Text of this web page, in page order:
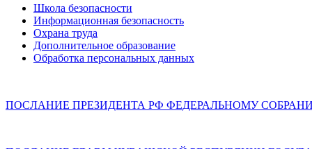
Школа безопасности
Информационная безопасность
Охрана труда
Дополнительное образование
Обработка персональных данных
ПОСЛАНИЕ ПРЕЗИДЕНТА РФ ФЕДЕРАЛЬНОМУ